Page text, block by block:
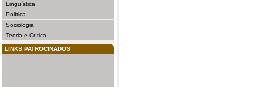
Linguística
Política
Sociologia
Teoria e Crítica
LINKS PATROCINADOS